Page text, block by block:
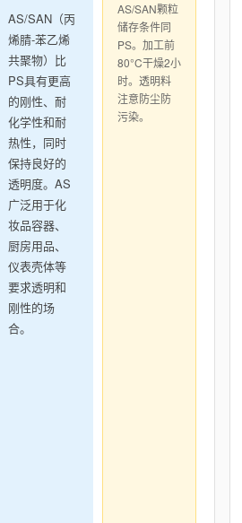
AS/SAN（丙
烯腈-苯乙烯
共聚物）比
PS具有更高
的刚性、耐
化学性和耐
热性，同时
保持良好的
透明度。AS
广泛用于化
妆品容器、
厨房用品、
仪表壳体等
要求透明和
刚性的场
合。
AS/SAN颗粒
储存条件同
PS。加工前
80°C干燥2小
时。透明料
注意防尘防
污染。